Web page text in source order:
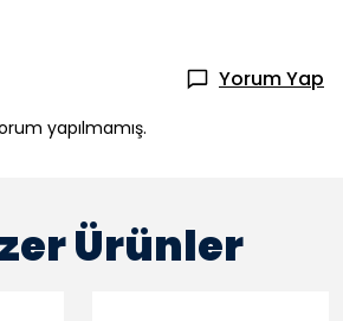
Yorum Yap
yapılmamış.
Ürünler